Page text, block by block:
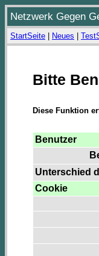
Netzwerk Gegen
StartSeite Neues
Bitte
Diese Funktion
Benutzer
Unterschied
Cookie